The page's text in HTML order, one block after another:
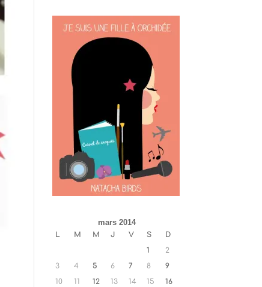
mars 2014
L M M J V S
D
1
2
3
4 5 6 7 8
9
10
11 12 13 14 15
16